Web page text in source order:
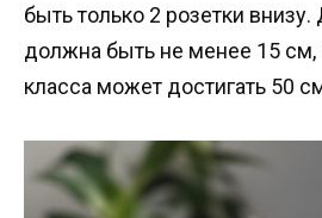
быть только 2 розетки
должна быть не менее 15 см,
класса может достигать 50